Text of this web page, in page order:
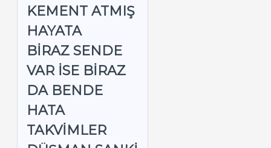
KEMENT ATMIŞ
HAYATA
BIRAZ SENDE
VAR ISE BIRAZ
DA BENDE
HATA
TAKVIMLER